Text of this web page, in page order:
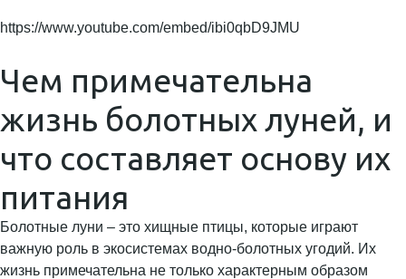
https://www.youtube.com/embed/ibi0qbD9JMU
Чем примечательна
жизнь болотных луней, и
что составляет основу их
питания
Болотные луни – это хищные птицы, которые играют
важную роль в экосистемах водно-болотных угодий. Их
жизнь примечательна не только характерным образом